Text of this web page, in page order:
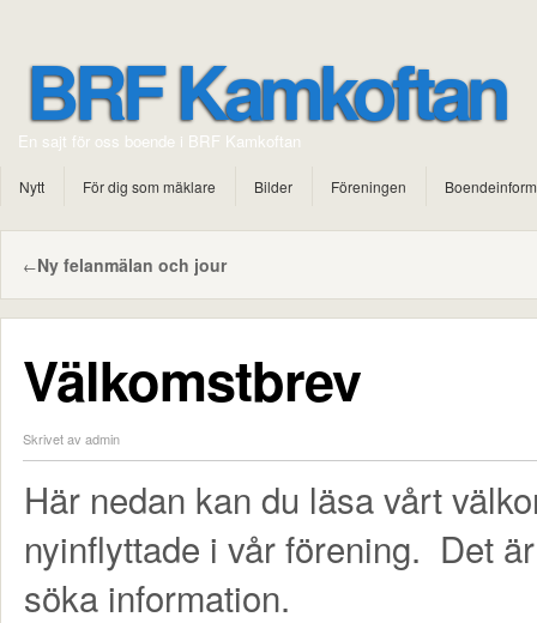
BRF Kamkoftan
En sajt för oss boende i BRF Kamkoftan
Nytt För dig som mäklare Bilder Föreningen
←Ny felanmälan och jour
Välkomstbrev
Skrivet av admin
Här nedan kan du läsa vårt
nyinflyttade i vår förening. Det
söka information.